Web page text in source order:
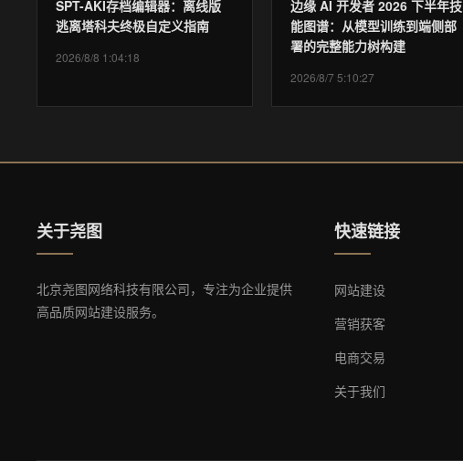
SPT-AKI存档编辑器：离线版
逃离塔科夫终极自定义指南
2026/8/8 1:04:18
边缘 AI 开发者 2026 下半年技
能图谱：从模型训练到端侧部
署的完整能力树构建
2026/8/7 5:10:27
关于尧图
北京尧图网络科技有限公司，专注为企业提供
高品质网站建设服务。
快速链接
网站建设
营销获客
电商交易
关于我们